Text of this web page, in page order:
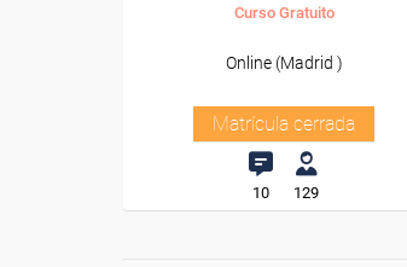
Curso Gratuito
Online (Madrid )
Matrícula cerrada
10 129